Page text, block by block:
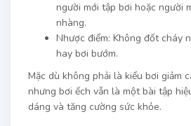
người mới tập bơi hoặc người
nhàng.
Nhược điểm: Không đốt cháy
hay bơi bướm.
Mặc dù không phải là kiểu bơi giảm
nhưng bơi ếch vẫn là một bài tập
dáng và tăng cường sức khỏe.